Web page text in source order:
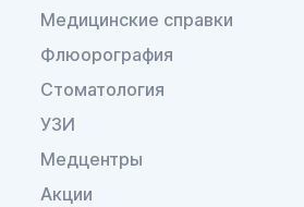
Медицинские справки
Флюорография
Стоматология
УЗИ
Медцентры
Акции